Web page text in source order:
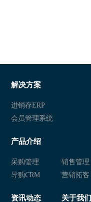
解决方案
进销存ERP
会员管理系统
产品介绍
采购管理 销售管理
导购CRM
营销拓客
资讯动态 关于我们